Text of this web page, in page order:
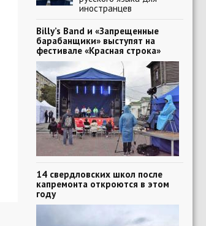
иностранцев
Billy’s Band и «Запрещенные
барабанщики» выступят на
фестивале «Красная строка»
14 свердловских школ после
капремонта откроются в этом
году